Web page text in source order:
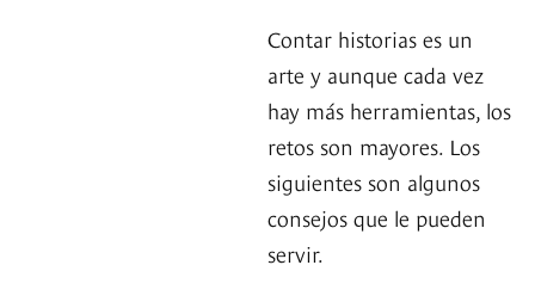
Contar historias es un
arte y aunque cada vez
hay más herramientas, los
retos son mayores. Los
siguientes son algunos
consejos que le pueden
servir.